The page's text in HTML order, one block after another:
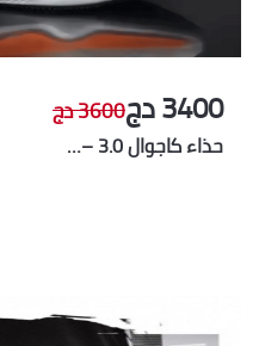
3400 دج 3600 دج
حذاء كاجوال 3.0 –…